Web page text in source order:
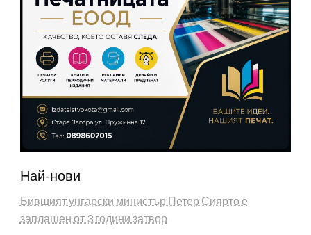
Най-нови
Бившият унгарски министър Петер Сиярто е
заплашен от 3 години затвор